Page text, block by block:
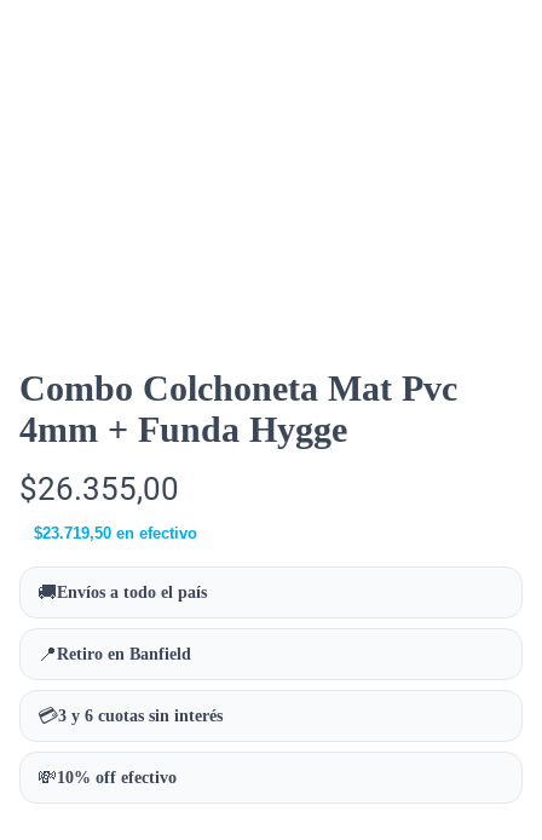
Combo Colchoneta Mat Pvc
4mm + Funda Hygge
$26.355,00
$23.719,50 en efectivo
🚚Envíos a todo el país
📍Retiro en Banfield
💳3 y 6 cuotas sin interés
💸10% off efectivo